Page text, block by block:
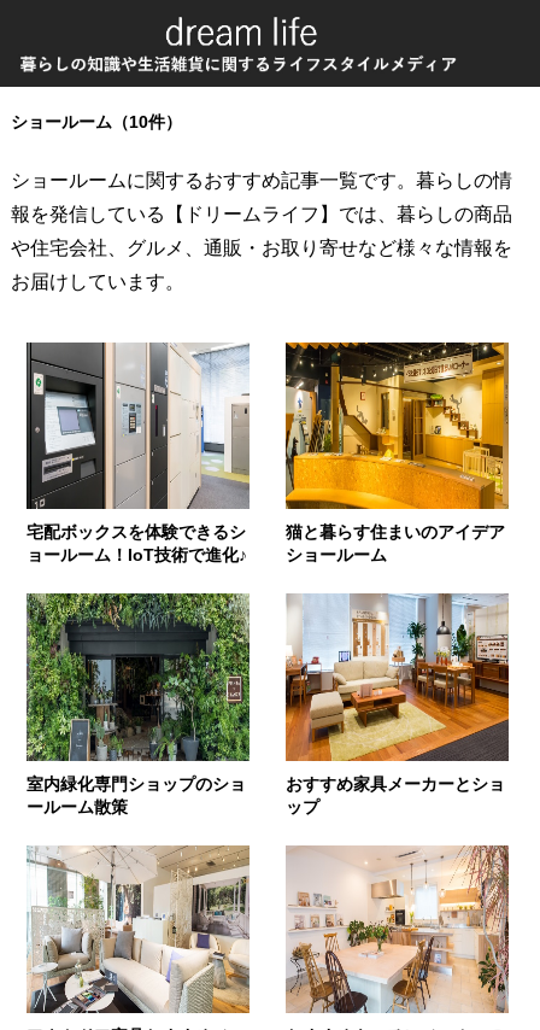
ショールーム（10件）
ショールームに関するおすすめ記事一覧です。暮らしの情
報を発信している【ドリームライフ】では、暮らしの商品
や住宅会社、グルメ、通販・お取り寄せなど様々な情報を
お届けしています。
宅配ボックスを体験できるシ
ョールーム！IoT技術で進化♪
猫と暮らす住まいのアイデア
ショールーム
室内緑化専門ショップのショ
ールーム散策
おすすめ家具メーカーとショ
ップ